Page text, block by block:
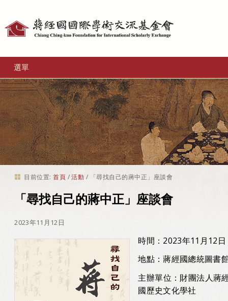
選單
目前位置: 首頁 /活動 / 「尋找自己的蔣中正」座談會
「尋找自己的蔣中正」座談會
2023年11月12日
時間：2023年11月12日
地點：蔣經國總統圖書
主辦單位：財團法人蔣
國歷史文化學社